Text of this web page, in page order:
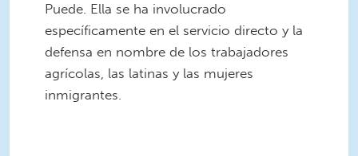
Puede. Ella se ha involucrado
específicamente en el servicio directo y la
defensa en nombre de los trabajadores
agrícolas, las latinas y las mujeres
inmigrantes.